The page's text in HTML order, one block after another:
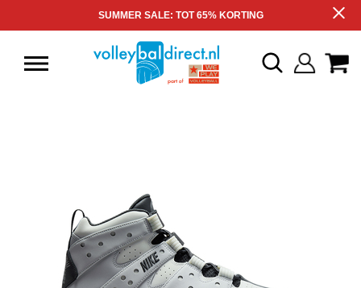
SUMMER SALE: TOT 65% KORTING